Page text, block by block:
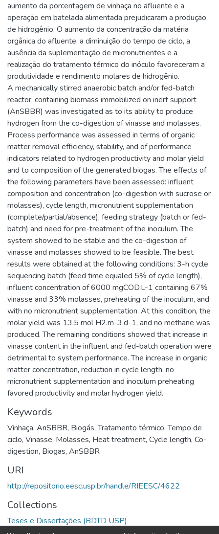
aumento da porcentagem de vinhaça no afluente e a
operação em batelada alimentada prejudicaram a produção
de hidrogênio. O aumento da concentração da matéria
orgânica do afluente, a diminuição do tempo de ciclo, a
ausência da suplementação de micronutrientes e a
realização do tratamento térmico do inóculo favoreceram a
produtividade e rendimento molares de hidrogênio.
A mechanically stirred anaerobic batch and/or fed-batch
reactor, containing biomass immobilized on inert support
(AnSBBR) was investigated as to its ability to produce
hydrogen from the co-digestion of vinasse and molasses.
Process performance was assessed in terms of organic
matter removal efficiency, stability, and of performance
indicators related to hydrogen productivity and molar yield
and to composition of the generated biogas. The effects of
the following parameters have been assessed: influent
composition and concentration (co-digestion with sucrose or
molasses), cycle length, micronutrient supplementation
(complete/partial/absence), feeding strategy (batch or fed-
batch) and need for pre-treatment of the inoculum. The
system showed to be stable and the co-digestion of
vinasse and molasses showed to be feasible. The best
results were obtained at the following conditions: 3-h cycle
sequencing batch (feed time equaled 5% of cycle length),
influent concentration of 6000 mgCOD.L-1 containing 67%
vinasse and 33% molasses, preheating of the inoculum, and
with no micronutrient supplementation. At this condition, the
molar yield was 13.5 mol H2.m-3.d-1, and no methane was
produced. The remaining conditions showed that increase in
vinasse content in the influent and fed-batch operation were
detrimental to system performance. The increase in organic
matter concentration, reduction in cycle length, no
micronutrient supplementation and inoculum preheating
favored productivity and molar hydrogen yield.
Keywords
Vinhaça, AnSBBR, Biogás,Tratamento térmico,Tempo de
ciclo, Vinasse, Molasses, Heat treatment, Cycle length, Co-
digestion, Biogas, AnSBBR
URI
http://repositorio.eesc.usp.br/handle/RIEESC/4622
Collections
Teses e Dissertações (BDTD USP)